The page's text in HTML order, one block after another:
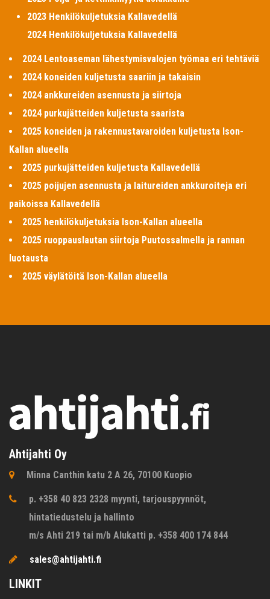
2023 Henkilökuljetuksia Kallavedellä
2024 Henkilökuljetuksia Kallavedellä
2024 Lentoaseman lähestymisvalojen työmaa eri tehtäviä
2024 koneiden kuljetusta saariin ja takaisin
2024 ankkureiden asennusta ja siirtoja
2024 purkujätteiden kuljetusta saarista
2025 koneiden ja rakennustavaroiden kuljetusta Ison-
Kallan alueella
2025 purkujätteiden kuljetusta Kallavedellä
2025 poijujen asennusta ja laitureiden ankkuroiteja eri
paikoissa Kallavedellä
2025 henkilökuljetuksia Ison-Kallan alueella
2025 ruoppauslautan siirtoja Puutossalmella ja rannan
luotausta
2025 väylätöitä Ison-Kallan alueella
Ahtijahti Oy
Minna Canthin katu 2 A 26, 70100 Kuopio
p. +358 40 823 2328 myynti, tarjouspyynnöt,
hintatiedustelu ja hallinto
m/s Ahti 219 tai m/b Alukatti p. +358 400 174 844
sales@ahtijahti.fi
LINKIT